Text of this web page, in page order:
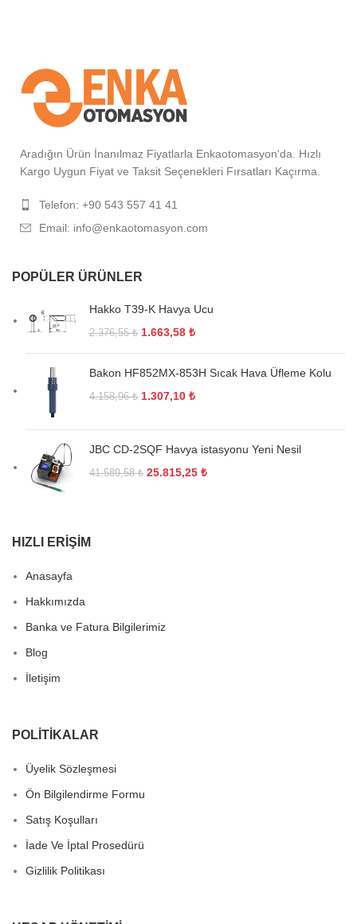
Aradığın Ürün İnanılmaz Fiyatlarla Enkaotomasyon'da. Hızlı
Kargo Uygun Fiyat ve Taksit Seçenekleri Fırsatları Kaçırma.
Telefon: +90 543 557 41 41
Email: info@enkaotomasyon.com
POPÜLER ÜRÜNLER
Hakko T39-K Havya Ucu
2.376,55₺ 1.663,58 ₺
Bakon HF852MX-853H Sıcak Hava Üfleme Kolu
4.158,96₺ 1.307,10 ₺
JBC CD-2SQF Havya istasyonu Yeni Nesil
41.589,58₺ 25.815,25 ₺
HIZLI ERIŞIM
Anasayfa
Hakkımızda
Banka ve Fatura Bilgilerimiz
Blog
İletişim
POLITIKALAR
Üyelik Sözleşmesi
Ön Bilgilendirme Formu
Satış Koşulları
İade Ve İptal Prosedürü
Gizlilik Politikası